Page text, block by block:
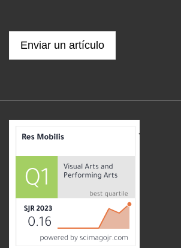
Enviar un artículo